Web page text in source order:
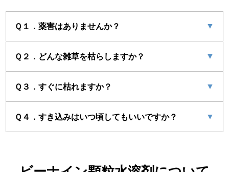
Ｑ１．薬害はありませんか？ ▼
Ｑ２．どんな雑草を枯らしますか？ ▼
Ｑ３．すぐに枯れますか？ ▼
Ｑ４．すき込みはいつ頃してもいいですか？ ▼